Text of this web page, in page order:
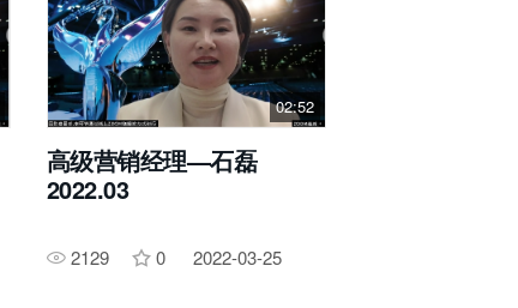
02:52
高级营销经理—石磊
2022.03
2129 0 2022-03-25